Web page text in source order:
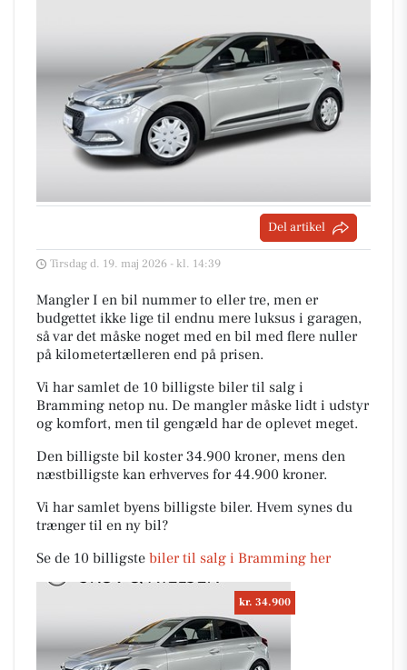
Del artikel
Tirsdag d. 19. maj 2026 - kl. 14:39
Mangler I en bil nummer to eller tre, men er
budgettet ikke lige til endnu mere luksus i garagen,
så var det måske noget med en bil med flere nuller
på kilometertælleren end på prisen.
Vi har samlet de 10 billigste biler til salg i
Bramming netop nu. De mangler måske lidt i udstyr
og komfort, men til gengæld har de oplevet meget.
Den billigste bil koster 34.900 kroner, mens den
næstbilligste kan erhverves for 44.900 kroner.
Vi har samlet byens billigste biler. Hvem synes du
trænger til en ny bil?
Se de 10 billigste biler til salg i Bramming her
kr. 34.900